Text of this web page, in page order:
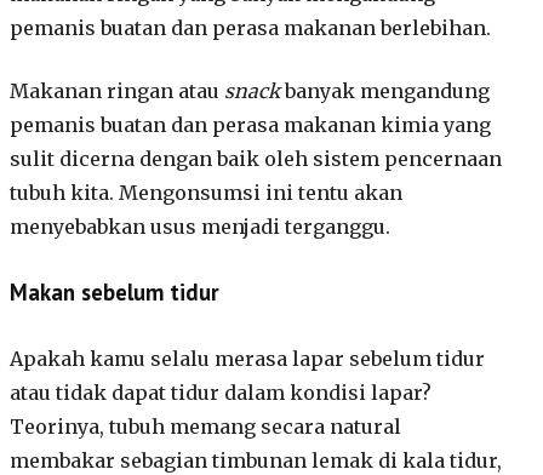
pemanis buatan dan perasa makanan berlebihan.
Makanan ringan atau snackbanyak mengandung
pemanis buatan dan perasa makanan kimia yang
sulit dicerna dengan baik oleh sistem pencernaan
tubuh kita. Mengonsumsi ini tentu akan
menyebabkan usus menjadi terganggu.
Makan sebelum tidur
Apakah kamu selalu merasa lapar sebelum tidur
atau tidak dapat tidur dalam kondisi lapar?
Teorinya, tubuh memang secara natural
membakar sebagian timbunan lemak di kala tidur,